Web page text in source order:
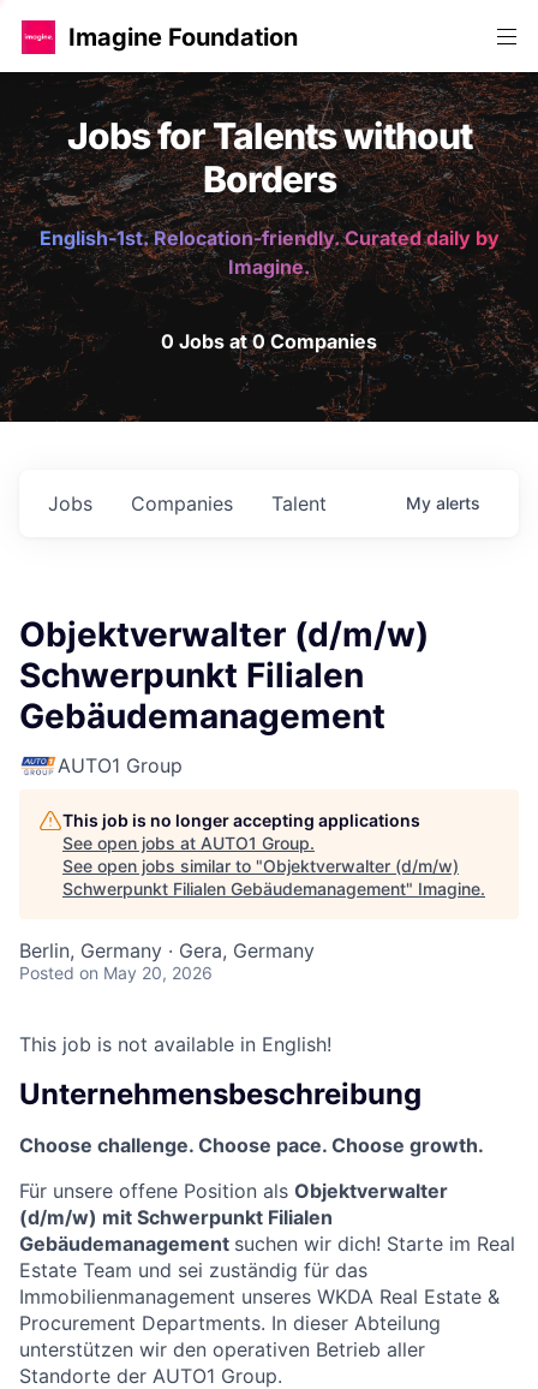
Imagine Foundation
Jobs for Talents without
Borders
English-1st. Relocation-friendly. Curated daily by
Imagine.
0 Jobs at 0 Companies
Jobs Companies Talent My alerts
Objektverwalter (d/m/w)
Schwerpunkt Filialen
Gebäudemanagement
AUTO1 Group
This job is no longer accepting applications
See open jobs at AUTO1 Group.
See open jobs similar to "Objektverwalter (d/m/w)
Schwerpunkt Filialen Gebäudemanagement" Imagine.
Berlin, Germany · Gera, Germany
Posted on May 20, 2026
This job is not available in English!
Unternehmensbeschreibung
Choose challenge. Choose pace. Choose growth.
Für unsere offene Position als Objektverwalter
(d/m/w) mit Schwerpunkt Filialen
Gebäudemanagement suchen wir dich! Starte im Real
Estate Team und sei zuständig für das
Immobilienmanagement unseres WKDA Real Estate &
Procurement Departments. In dieser Abteilung
unterstützen wir den operativen Betrieb aller
Standorte der AUTO1 Group.